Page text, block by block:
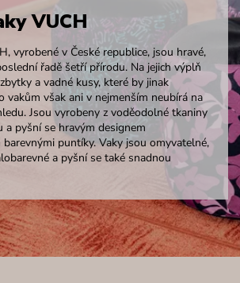
VUCH
vyrobené v České republice, jsou hravé,
řadě šetří přírodu. Na jejich výplň
a vadné kusy, které by jinak
vakům však ani v nejmenším neubírá na
Jsou vyrobeny z voděodolné tkaniny
a pyšní se hravým designem
puntíky. Vaky jsou omyvatelné,
a pyšní se také snadnou